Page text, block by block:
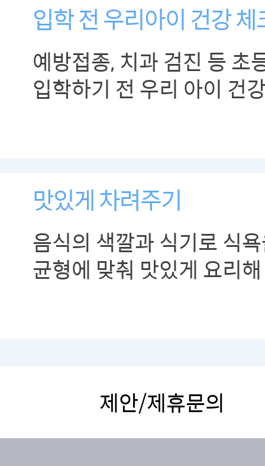
입학 전 우리아이 건강
예방접종, 치과 검진 등 초
입학하기 전 우리 아이 건
맛있게 차려주기
음식의 색깔과 식기로 식
균형에 맞춰 맛있게 요리
제안/제휴문의